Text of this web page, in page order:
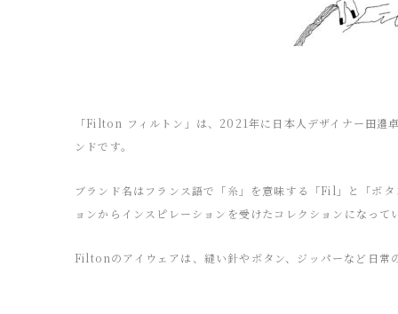
「Filton フィルトン」は、2021年に日本人デザイナー田邉
ンドです。
ブランド名はフランス語で「糸」を意味する「Fil」と「ボ
ョンからインスピレーションを受けたコレクションになって
Filtonのアイウェアは、縫い針やボタン、ジッパーなど日常